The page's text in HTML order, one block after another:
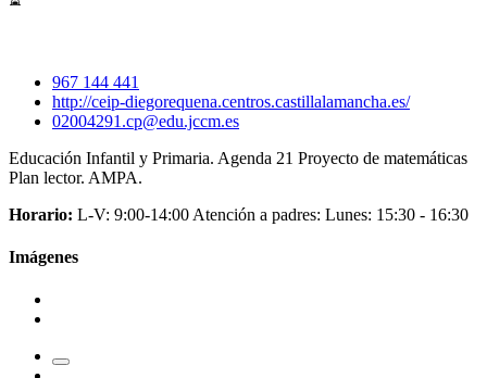
967 144 441
http://ceip-diegorequena.centros.castillalamancha.es/
02004291.cp@edu.jccm.es
Educación Infantil y Primaria. Agenda 21 Proyecto de matemáticas
Plan lector. AMPA.
Horario: L-V: 9:00-14:00 Atención a padres: Lunes: 15:30 - 16:30
Imágenes